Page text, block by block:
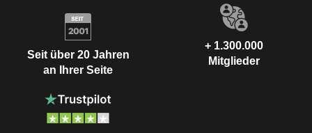
Seit über 20 Jahren
an Ihrer Seite
+ 1.300.000
Mitglieder